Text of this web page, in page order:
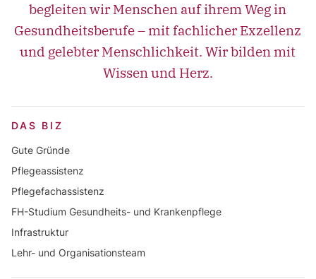
begleiten wir Menschen auf ihrem Weg in
Gesundheitsberufe – mit fachlicher Exzellenz
und gelebter Menschlichkeit. Wir bilden mit
Wissen und Herz.
DAS BIZ
Gute Gründe
Pflegeassistenz
Pflegefachassistenz
FH-Studium Gesundheits- und Krankenpflege
Infrastruktur
Lehr- und Organisationsteam